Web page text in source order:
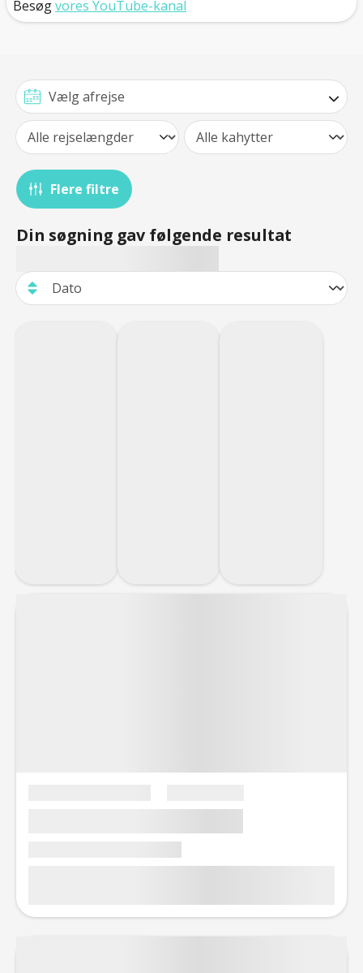
Besøgvores YouTube-kanal
Flere filtre
Din søgning gav følgende resultat